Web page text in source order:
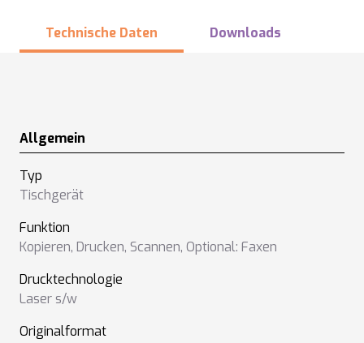
Technische Daten Downloads
Allgemein
Typ
Tischgerät
Funktion
Kopieren, Drucken, Scannen, Optional: Faxen
Drucktechnologie
Laser s/w
Originalformat